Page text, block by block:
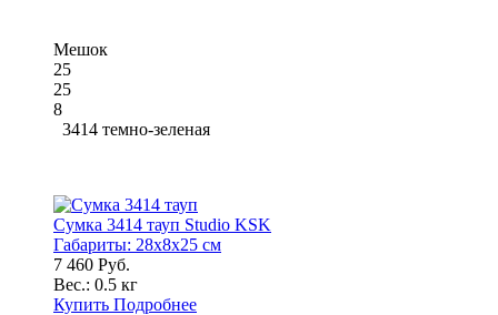
Мешок
25
25
8
3414 темно-зеленая
Сумка 3414 тауп Studio KSK
Габариты: 28x8x25 см
7 460 Руб.
Вес.: 0.5 кг
Купить Подробнее